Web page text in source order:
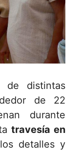
de distintas
de 22
durante
travesía en
detalles y